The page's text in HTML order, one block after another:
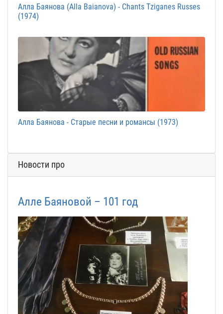
Алла Баянова (Alla Baianova) - Chants Tziganes Russes
(1974)
Алла Баянова - Старые песни и романсы (1973)
Новости про
Алле Баяновой – 101 год